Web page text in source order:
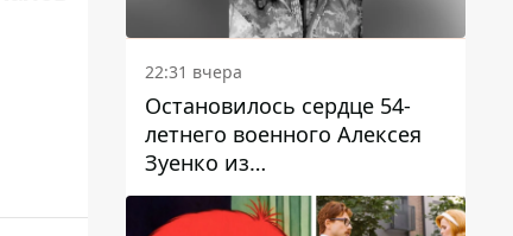
22:31 вчера
Остановилось сердце 54-
летнего военного Алексея
Зуенко из
Днепропетровской области